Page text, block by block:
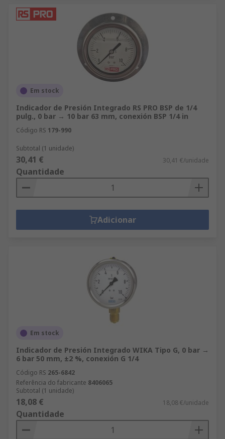
Em stock
Indicador de Presión Integrado RS PRO BSP de 1/4
pulg., 0 bar → 10 bar 63 mm, conexión BSP 1/4 in
Código RS 179-990
Subtotal (1 unidade)
30,41 € 30,41 €/unidade
Quantidade
Adicionar
Em stock
Indicador de Presión Integrado WIKA Tipo G, 0 bar →
6 bar 50 mm, ±2 %, conexión G 1/4
Código RS 265-6842
Referência do fabricante 8406065
Subtotal (1 unidade)
18,08 € 18,08 €/unidade
Quantidade